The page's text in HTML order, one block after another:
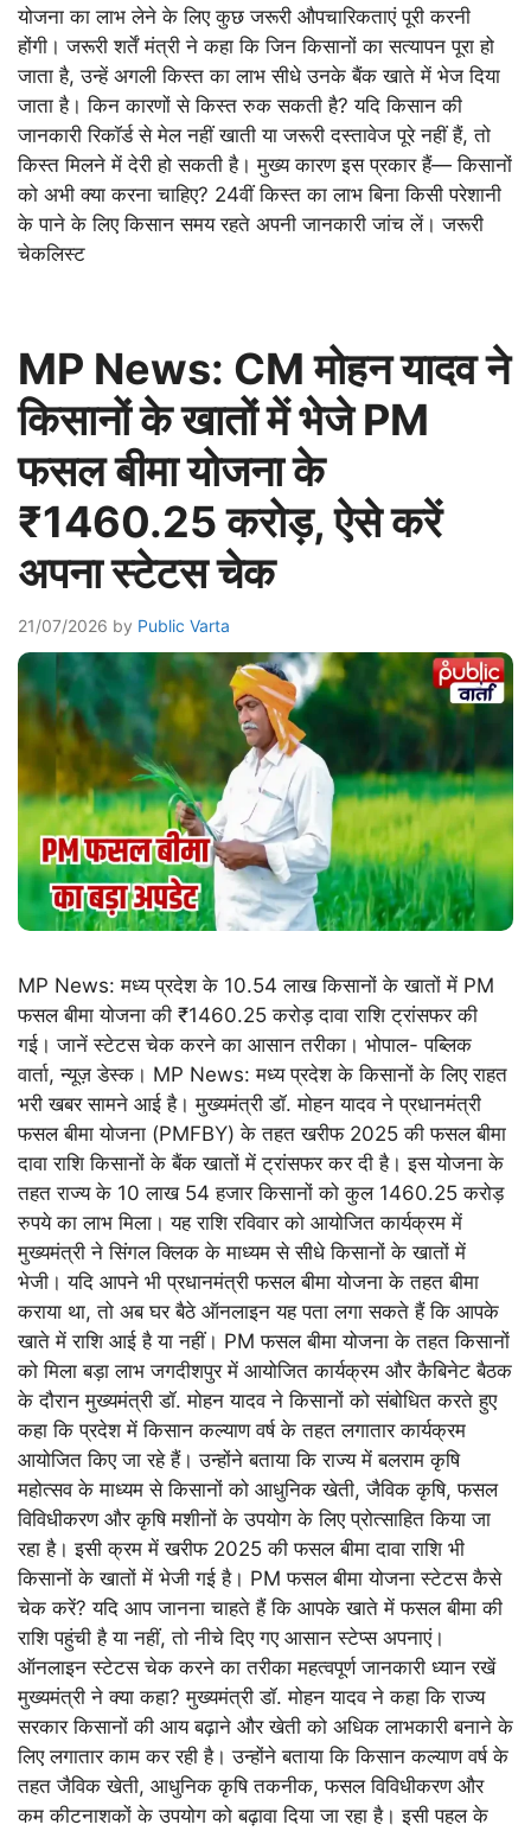
योजना का लाभ लेने के लिए कुछ जरूरी औपचारिकताएं पूरी करनी
होंगी। जरूरी शर्तें मंत्री ने कहा कि जिन किसानों का सत्यापन पूरा हो
जाता है, उन्हें अगली किस्त का लाभ सीधे उनके बैंक खाते में भेज दिया
जाता है। किन कारणों से किस्त रुक सकती है? यदि किसान की
जानकारी रिकॉर्ड से मेल नहीं खाती या जरूरी दस्तावेज पूरे नहीं हैं, तो
किस्त मिलने में देरी हो सकती है। मुख्य कारण इस प्रकार हैं— किसानों
को अभी क्या करना चाहिए? 24वीं किस्त का लाभ बिना किसी परेशानी
के पाने के लिए किसान समय रहते अपनी जानकारी जांच लें। जरूरी
चेकलिस्ट
MP News: CM मोहन यादव ने
किसानों के खातों में भेजे PM
फसल बीमा योजना के
₹1460.25 करोड़, ऐसे करें
अपना स्टेटस चेक
21/07/2026 by Public Varta
MP News: मध्य प्रदेश के 10.54 लाख किसानों के खातों में PM
फसल बीमा योजना की ₹1460.25 करोड़ दावा राशि ट्रांसफर की
गई। जानें स्टेटस चेक करने का आसान तरीका। भोपाल- पब्लिक
वार्ता, न्यूज़ डेस्क। MP News: मध्य प्रदेश के किसानों के लिए राहत
भरी खबर सामने आई है। मुख्यमंत्री डॉ. मोहन यादव ने प्रधानमंत्री
फसल बीमा योजना (PMFBY) के तहत खरीफ 2025 की फसल बीमा
दावा राशि किसानों के बैंक खातों में ट्रांसफर कर दी है। इस योजना के
तहत राज्य के 10 लाख 54 हजार किसानों को कुल 1460.25 करोड़
रुपये का लाभ मिला। यह राशि रविवार को आयोजित कार्यक्रम में
मुख्यमंत्री ने सिंगल क्लिक के माध्यम से सीधे किसानों के खातों में
भेजी। यदि आपने भी प्रधानमंत्री फसल बीमा योजना के तहत बीमा
कराया था, तो अब घर बैठे ऑनलाइन यह पता लगा सकते हैं कि आपके
खाते में राशि आई है या नहीं। PM फसल बीमा योजना के तहत किसानों
को मिला बड़ा लाभ जगदीशपुर में आयोजित कार्यक्रम और कैबिनेट बैठक
के दौरान मुख्यमंत्री डॉ. मोहन यादव ने किसानों को संबोधित करते हुए
कहा कि प्रदेश में किसान कल्याण वर्ष के तहत लगातार कार्यक्रम
आयोजित किए जा रहे हैं। उन्होंने बताया कि राज्य में बलराम कृषि
महोत्सव के माध्यम से किसानों को आधुनिक खेती, जैविक कृषि, फसल
विविधीकरण और कृषि मशीनों के उपयोग के लिए प्रोत्साहित किया जा
रहा है। इसी क्रम में खरीफ 2025 की फसल बीमा दावा राशि भी
किसानों के खातों में भेजी गई है। PM फसल बीमा योजना स्टेटस कैसे
चेक करें? यदि आप जानना चाहते हैं कि आपके खाते में फसल बीमा की
राशि पहुंची है या नहीं, तो नीचे दिए गए आसान स्टेप्स अपनाएं।
ऑनलाइन स्टेटस चेक करने का तरीका महत्वपूर्ण जानकारी ध्यान रखें
मुख्यमंत्री ने क्या कहा? मुख्यमंत्री डॉ. मोहन यादव ने कहा कि राज्य
सरकार किसानों की आय बढ़ाने और खेती को अधिक लाभकारी बनाने के
लिए लगातार काम कर रही है। उन्होंने बताया कि किसान कल्याण वर्ष के
तहत जैविक खेती, आधुनिक कृषि तकनीक, फसल विविधीकरण और
कम कीटनाशकों के उपयोग को बढ़ावा दिया जा रहा है। इसी पहल के